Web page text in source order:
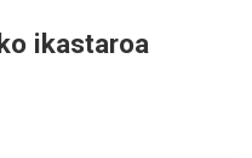
ikastaroa